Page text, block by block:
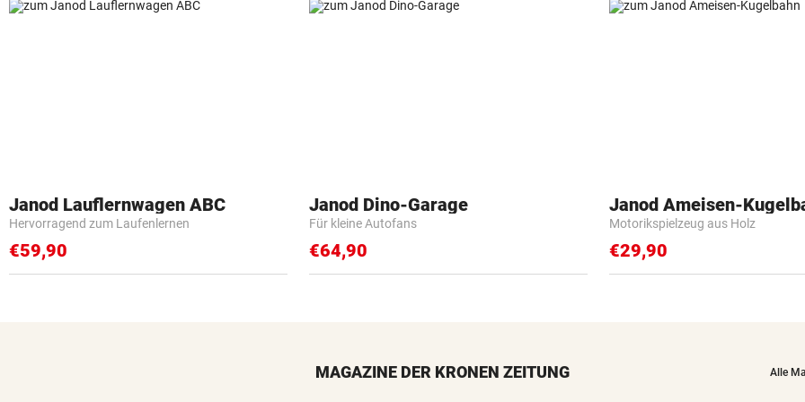
Janod Lauflernwagen ABC
Hervorragend zum Laufenlernen
€59,90
Janod Dino-Garage
Für kleine Autofans
€64,90
Janod Ameisen-
Motorikspielzeug aus Holz
€29,90
MAGAZINE DER KRONEN ZEITUNG Alle